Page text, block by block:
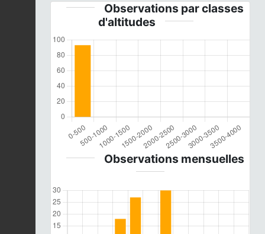
Observations par classes
d'altitudes
Observations mensuelles